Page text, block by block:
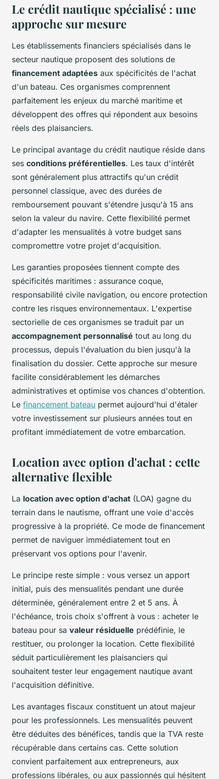
Le crédit nautique spécialisé : une
approche sur mesure
Les établissements financiers spécialisés dans le
secteur nautique proposent des solutions de
financement adaptées aux spécificités de l'achat
d'un bateau. Ces organismes comprennent
parfaitement les enjeux du marché maritime et
développent des offres qui répondent aux besoins
réels des plaisanciers.
Le principal avantage du crédit nautique réside dans
ses conditions préférentielles. Les taux d'intérêt
sont généralement plus attractifs qu'un crédit
personnel classique, avec des durées de
remboursement pouvant s'étendre jusqu'à 15 ans
selon la valeur du navire. Cette flexibilité permet
d'adapter les mensualités à votre budget sans
compromettre votre projet d'acquisition.
Les garanties proposées tiennent compte des
spécificités maritimes : assurance coque,
responsabilité civile navigation, ou encore protection
contre les risques environnementaux. L'expertise
sectorielle de ces organismes se traduit par un
accompagnement personnalisé tout au long du
processus, depuis l'évaluation du bien jusqu'à la
finalisation du dossier. Cette approche sur mesure
facilite considérablement les démarches
administratives et optimise vos chances d'obtention.
Le financement bateau permet aujourd'hui d'étaler
votre investissement sur plusieurs années tout en
profitant immédiatement de votre embarcation.
Location avec option d'achat : cette
alternative flexible
La location avec option d'achat (LOA) gagne du
terrain dans le nautisme, offrant une voie d'accès
progressive à la propriété. Ce mode de financement
permet de naviguer immédiatement tout en
préservant vos options pour l'avenir.
Le principe reste simple : vous versez un apport
initial, puis des mensualités pendant une durée
déterminée, généralement entre 2 et 5 ans. À
l'échéance, trois choix s'offrent à vous : acheter le
bateau pour sa valeur résiduelle prédéfinie, le
restituer, ou prolonger la location. Cette flexibilité
séduit particulièrement les plaisanciers qui
souhaitent tester leur engagement nautique avant
l'acquisition définitive.
Les avantages fiscaux constituent un atout majeur
pour les professionnels. Les mensualités peuvent
être déduites des bénéfices, tandis que la TVA reste
récupérable dans certains cas. Cette solution
convient parfaitement aux entrepreneurs, aux
professions libérales, ou aux passionnés qui hésitent